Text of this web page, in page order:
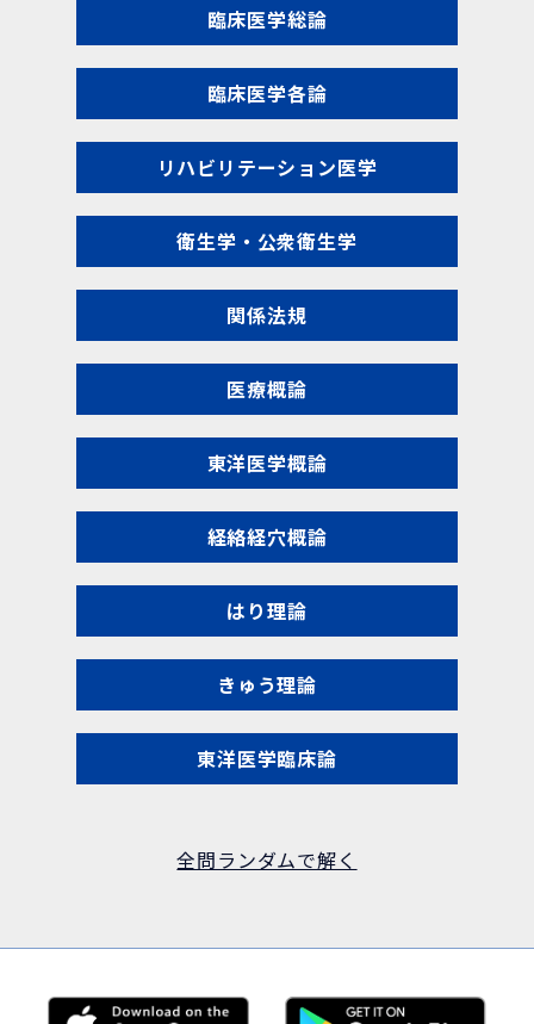
臨床医学総論
臨床医学各論
リハビリテーション医学
衛生学・公衆衛生学
関係法規
医療概論
東洋医学概論
経絡経穴概論
はり理論
きゅう理論
東洋医学臨床論
全問ランダムで解く